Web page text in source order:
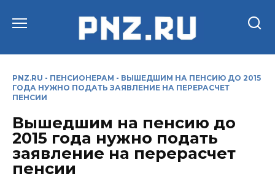
PNZ.RU - ПЕНСИОНЕРАМ - ВЫШЕДШИМ НА ПЕНСИЮ ДО 2015
ГОДА НУЖНО ПОДАТЬ ЗАЯВЛЕНИЕ НА ПЕРЕРАСЧЕТ
ПЕНСИИ
Вышедшим на пенсию до
2015 года нужно подать
заявление на перерасчет
пенсии